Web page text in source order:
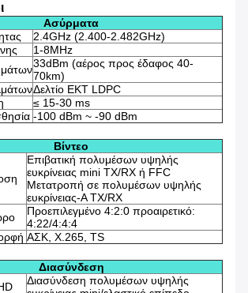
Ασύρματα
2.4GHz (2.400-2.482GHz)
1-8MHz
33dBm (αέρος προς έδαφος 40-
70km)
Δελτίο ΕΚΤ LDPC
≤ 15-30 ms
-100 dBm ~ -90 dBm
Βίντεο
Επιβατική πολυμέσων υψηλής
ευκρίνειας mini TX/RX ή FFC
Μετατροπή σε πολυμέσων υψηλής
ευκρίνειας-A TX/RX
Προεπιλεγμένο 4:2:0 προαιρετικό:
4:22/4:4:4
ΑΣΚ, Χ.265, TS
Διασύνδεση
Διασύνδεση πολυμέσων υψηλής